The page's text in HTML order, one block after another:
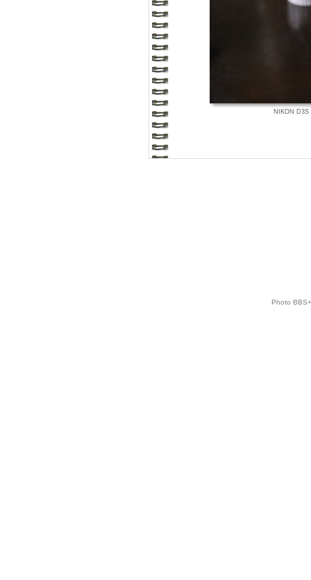
NIKON
Photo BBS+